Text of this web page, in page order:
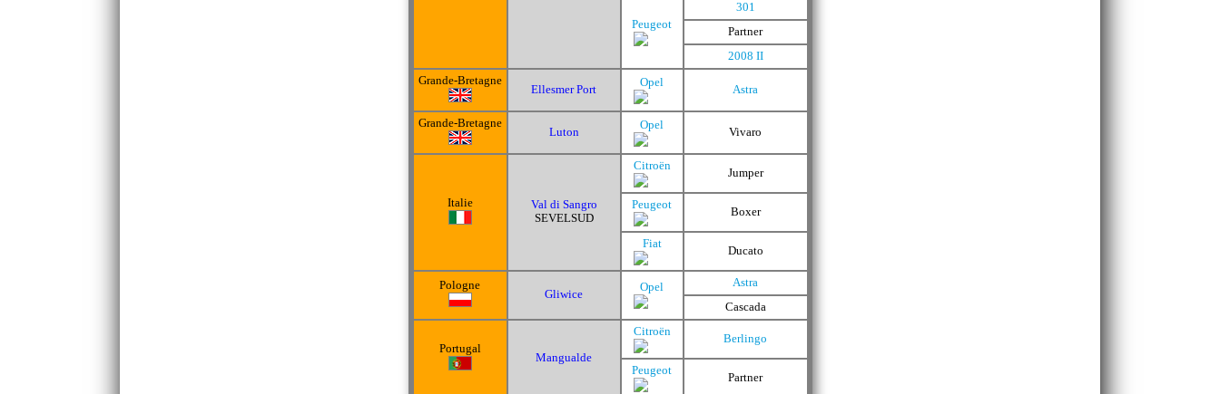
Peugeot
301
Partner
2008 II
Grande-Bretagne
Ellesmer Port
Opel
Astra
Grande-Bretagne
Luton
Opel
Vivaro
Italie
Val di Sangro
SEVELSUD
Citroën
Jumper
Peugeot
Boxer
Fiat
Ducato
Pologne
Gliwice
Opel
Astra
Cascada
Portugal
Mangualde
Citroën
Berlingo
Peugeot
Partner